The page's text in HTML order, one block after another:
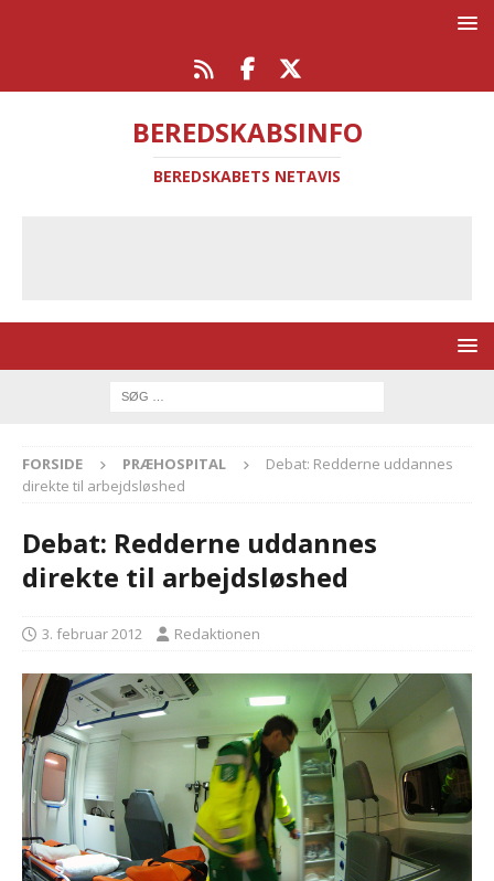
BEREDSKABSINFO
BEREDSKABETS NETAVIS
FORSIDE PRÆHOSPITAL
Debat: Redderne uddannes
direkte til arbejdsløshed
Debat: Redderne uddannes
direkte til arbejdsløshed
3. februar 2012 Redaktionen